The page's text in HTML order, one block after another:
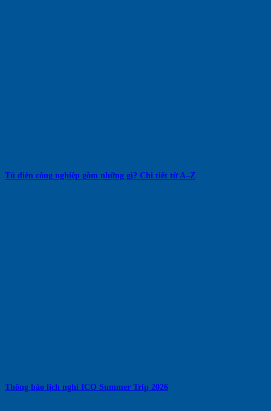
Tủ điện công nghiệp gồm những gì? Chi tiết từ A–Z
Thông báo lịch nghỉ ICO Summer Trip 2026